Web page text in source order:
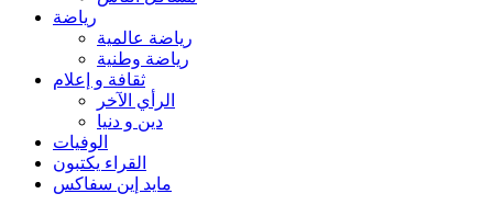
رياضة
رياضة عالمية
رياضة وطنية
ثقافة و إعلام
الرأي الآخر
دين و دنيا
الوفيات
القراء يكتبون
مايد إين سفاكس